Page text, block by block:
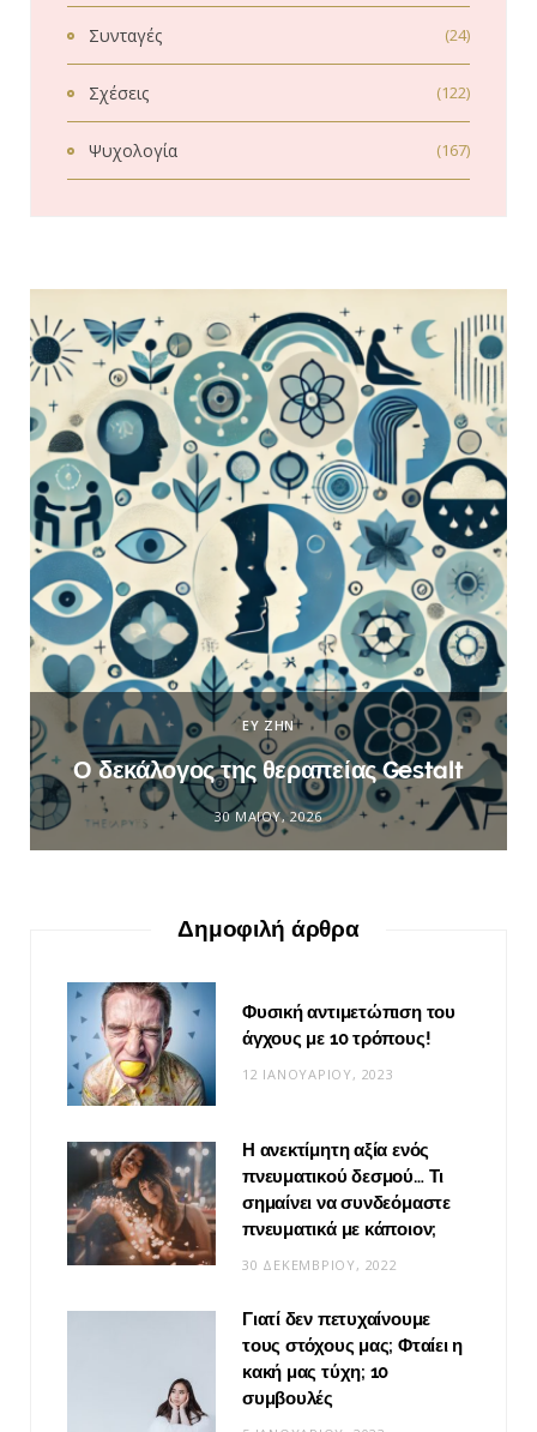
Συνταγές (24)
Σχέσεις (122)
Ψυχολογία (167)
ΕΥ ΖΗΝ
Ο δεκάλογος της θεραπείας Gestalt
30 ΜΑΪ́ΟΥ, 2026
Δημοφιλή άρθρα
Φυσική αντιμετώπιση του
άγχους με 10 τρόπους!
12 ΙΑΝΟΥΑΡΊΟΥ, 2023
Η ανεκτίμητη αξία ενός
πνευματικού δεσμού… Τι
σημαίνει να συνδεόμαστε
πνευματικά με κάποιον;
30 ΔΕΚΕΜΒΡΊΟΥ, 2022
Γιατί δεν πετυχαίνουμε
τους στόχους μας; Φταίει η
κακή μας τύχη; 10
συμβουλές